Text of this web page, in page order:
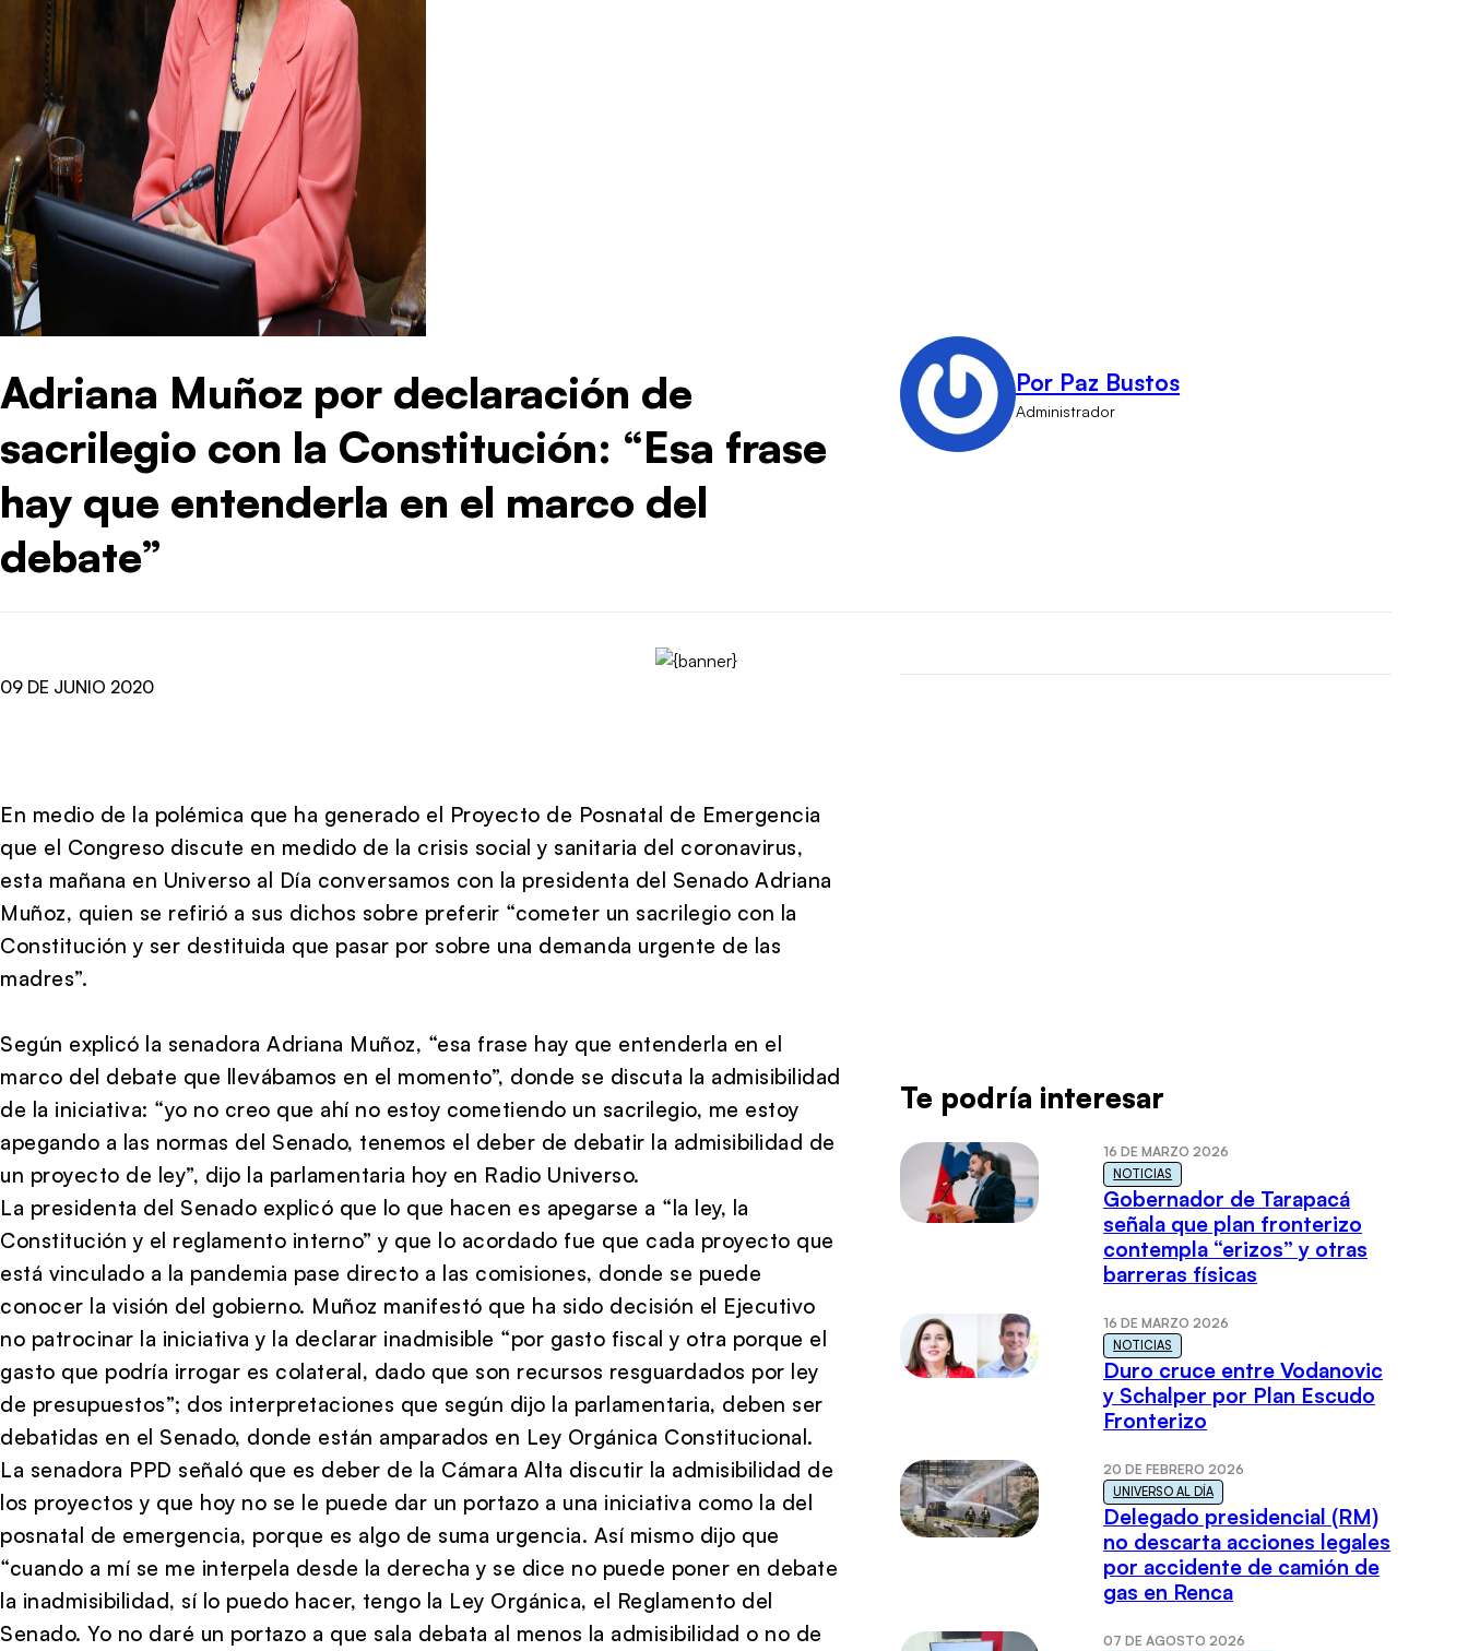
Adriana Muñoz por declaración de
sacrilegio con la Constitución: “Esa frase
hay que entenderla en el marco del
debate”
Por Paz Bustos
Administrador
09 DE JUNIO 2020
En medio de la polémica que ha generado el Proyecto de Posnatal de Emergencia
que el Congreso discute en medido de la crisis social y sanitaria del coronavirus,
esta mañana en Universo al Día conversamos con la presidenta del Senado Adriana
Muñoz, quien se refirió a sus dichos sobre preferir “cometer un sacrilegio con la
Constitución y ser destituida que pasar por sobre una demanda urgente de las
madres”.
Según explicó la senadora Adriana Muñoz, “esa frase hay que entenderla en el
marco del debate que llevábamos en el momento”, donde se discuta la admisibilidad
de la iniciativa: “yo no creo que ahí no estoy cometiendo un sacrilegio, me estoy
apegando a las normas del Senado, tenemos el deber de debatir la admisibilidad de
un proyecto de ley”, dijo la parlamentaria hoy en Radio Universo.
La presidenta del Senado explicó que lo que hacen es apegarse a “la ley, la
Constitución y el reglamento interno” y que lo acordado fue que cada proyecto que
está vinculado a la pandemia pase directo a las comisiones, donde se puede
conocer la visión del gobierno. Muñoz manifestó que ha sido decisión el Ejecutivo
no patrocinar la iniciativa y la declarar inadmisible “por gasto fiscal y otra porque el
gasto que podría irrogar es colateral, dado que son recursos resguardados por ley
de presupuestos”; dos interpretaciones que según dijo la parlamentaria, deben ser
debatidas en el Senado, donde están amparados en Ley Orgánica Constitucional.
La senadora PPD señaló que es deber de la Cámara Alta discutir la admisibilidad de
los proyectos y que hoy no se le puede dar un portazo a una iniciativa como la del
posnatal de emergencia, porque es algo de suma urgencia. Así mismo dijo que
“cuando a mí se me interpela desde la derecha y se dice no puede poner en debate
la inadmisibilidad, sí lo puedo hacer, tengo la Ley Orgánica, el Reglamento del
Senado. Yo no daré un portazo a que sala debata al menos la admisibilidad o no de
Te podría interesar
16 DE MARZO 2026
NOTICIAS
Gobernador de Tarapacá
señala que plan fronterizo
contempla “erizos” y otras
barreras físicas
16 DE MARZO 2026
NOTICIAS
Duro cruce entre Vodanovic
y Schalper por Plan Escudo
Fronterizo
20 DE FEBRERO 2026
UNIVERSO AL DÍA
Delegado presidencial (RM)
no descarta acciones legales
por accidente de camión de
gas en Renca
07 DE AGOSTO 2026